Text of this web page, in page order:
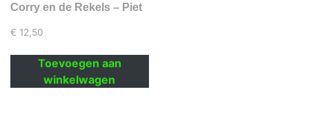
Corry en de Rekels – Piet
€ 12,50
Toevoegen aan
winkelwagen